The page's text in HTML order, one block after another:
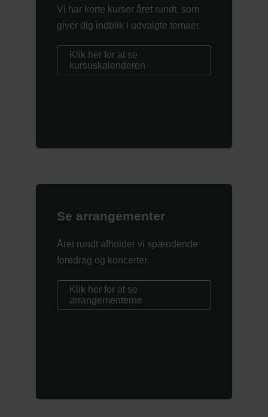
Vi har korte kurser året rundt, som
giver dig indblik i udvalgte temaer.
Klik her for at se
kursuskalenderen
Se arrangementer
Året rundt afholder vi spændende
foredrag og koncerter.
Klik her for at se
arrangementerne